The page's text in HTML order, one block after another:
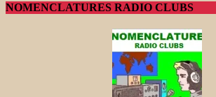
NOMENCLATURES RADIO CLUBS